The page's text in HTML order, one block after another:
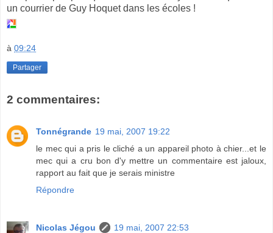
un courrier de Guy Hoquet dans les écoles !
à 09:24
Partager
2 commentaires:
Tonnégrande 19 mai, 2007 19:22
le mec qui a pris le cliché a un appareil photo à chier...et le
mec qui a cru bon d'y mettre un commentaire est jaloux,
rapport au fait que je serais ministre
Répondre
Nicolas Jégou
19 mai, 2007 22:53